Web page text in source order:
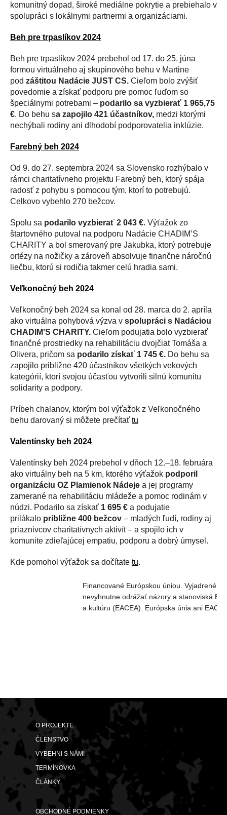
komunitný dopad, široké mediálne pokrytie a prebiehalo v
spolupráci s lokálnymi partnermi a organizáciami.
Beh pre trpaslíkov 2024
Beh pre trpaslíkov 2024 prebehol od 17. do 25. júna
formou virtuálneho aj skupinového behu v Martine
pod záštitou Nadácie JUST CS. Cieľom bolo zvýšiť
povedomie a získať podporu pre pomoc ľuďom so
špeciálnymi potrebami – podarilo sa vyzbierať 1 965,75
€. Do behu sa zapojilo 421 účastníkov, medzi ktorými
nechýbali rodiny ani dlhodobí podporovatelia inklúzie.
Farebný beh 2024
Od 9. do 27. septembra 2024 sa Slovensko rozhýbalo v
rámci charitatívneho projektu Farebný beh, ktorý spája
radosť z pohybu s pomocou tým, ktorí to potrebujú.
Celkovo vybehlo 270 bežcov.
Spolu sa podarilo vyzbierať 2 043 €. Výťažok zo
štartovného putoval na podporu Nadácie CHADIM’S
CHARITY a bol smerovaný pre Jakubka, ktorý potrebuje
ortézy na nožičky a zároveň absolvuje finančne náročnú
liečbu, ktorú si rodičia takmer celú hradia sami.
Veľkonočný beh 2024
Veľkonočný beh 2024 sa konal od 28. marca do 2. apríla
ako virtuálna pohybová výzva v spolupráci s Nadáciou
CHADIM’S CHARITY. Cieľom podujatia bolo vyzbierať
finančné prostriedky na rehabilitáciu dvojčiat Tomáša a
Olivera, pričom sa podarilo získať 1 745 €. Do behu sa
zapojilo približne 420 účastníkov všetkých vekových
kategórií, ktorí svojou účasťou vytvorili silnú komunitu
solidarity a podpory.
Príbeh chalanov, ktorým bol výťažok z Veľkonočného
behu darovaný si môžete prečítať tu
Valentínsky beh 2024
Valentínsky beh 2024 prebehol v dňoch 12.–18. februára
ako virtuálny beh na 5 km, ktorého výťažok podporil
organizáciu OZ Plamienok Nádeje a jej programy
zamerané na rehabilitáciu mládeže a pomoc rodinám v
núdzi. Podarilo sa získať 1 695 € a podujatie
prilákalo približne 400 bežcov – mladých ľudí, rodiny aj
priaznivcov charitatívnych aktivít – a spojilo ich v
komunite zdieľajúcej empatiu, podporu a dobrý úmysel.
Kde pomohol výťažok sa dočítate tu.
Financované Európskou úniou. Vyjadrené
nevyhnutne odrážať názory a stanoviská
a kultúru (EACEA). Európska únia ani
O PROJEKTE
ČLENSTVO
VYBEHNI S NÁMI
TERMÍNOVKA
ČLÁNKY
OBCHODNÉ PODMIENKY